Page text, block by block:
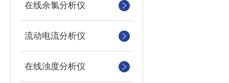
在线余氯分析仪
流动电流分析仪
在线浊度分析仪